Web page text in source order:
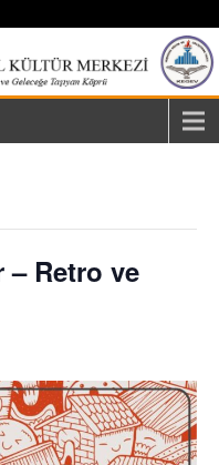
– Retro ve